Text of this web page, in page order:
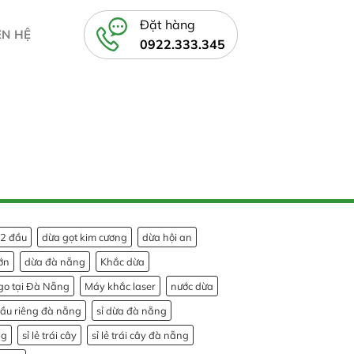
HỆ
Đặt hàng
0922.333.345
đầu dừa gọt kim cương
dừa hội an
dừa đà nẵng
Khắc dừa
tại Đà Nẵng
Máy khắc laser
nước dừa
riêng đà nẵng
sỉ dừa đà nẵng
sỉ lẻ trái cây
sỉ lẻ trái cây đà nẵng